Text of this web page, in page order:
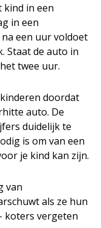
kind in een
in een
een uur voldoet
Staat de auto in
twee uur.
doordat
auto. De
duidelijk te
is om van een
je kind kan zijn.
van
als ze hun
koters vergeten